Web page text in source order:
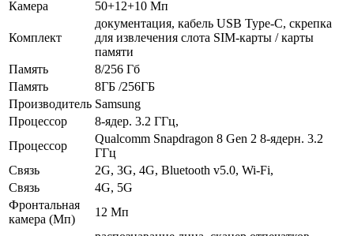
Камера
50+12+10 Мп
Комплект
документация, кабель USB Type-C, скрепка
для извлечения слота SIM-карты / карты
памяти
Память
8/256 Гб
Память
8ГБ /256ГБ
Производитель Samsung
Процессор
8-ядер. 3.2 ГГц,
Процессор
Qualcomm Snapdragon 8 Gen 2 8-ядерн. 3.2
ГГц
Связь
2G, 3G, 4G, Bluetooth v5.0, Wi-Fi,
Связь
4G, 5G
Фронтальная
камера (Мп)
12 Мп